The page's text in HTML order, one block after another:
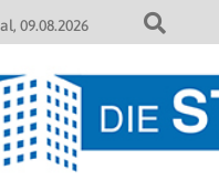
09.08.2026